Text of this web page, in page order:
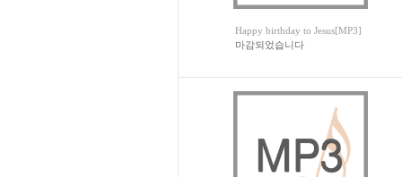
Happy birthday to Jesus[MP3]
마감되었습니다